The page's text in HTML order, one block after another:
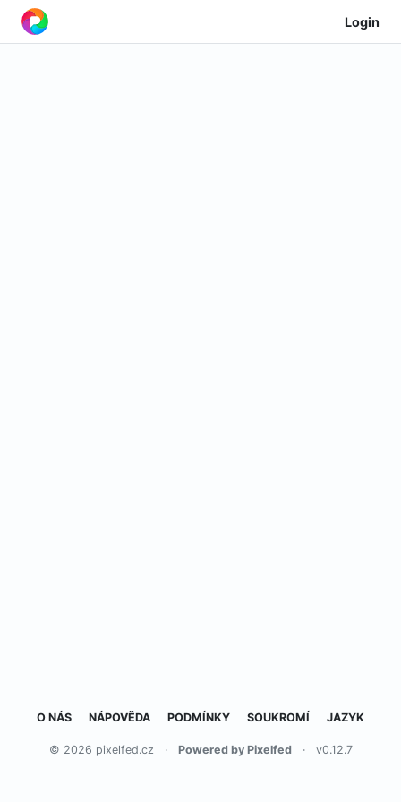
Login
O NÁS NÁPOVĚDA PODMÍNKY SOUKROMÍ JAZYK
© 2026 pixelfed.cz · Powered by Pixelfed · v0.12.7